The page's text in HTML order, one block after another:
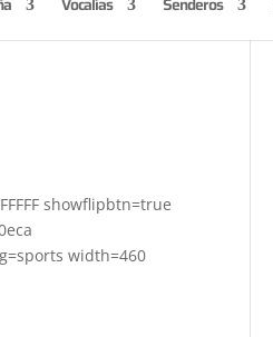
showflipbtn=true
width=460